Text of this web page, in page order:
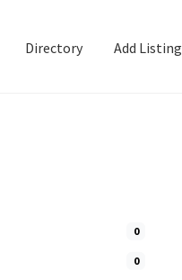
Directory Add Listing
0
0